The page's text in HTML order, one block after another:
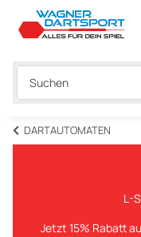
DARTAUTOMATEN
L-
Jetzt 15% Rabatt